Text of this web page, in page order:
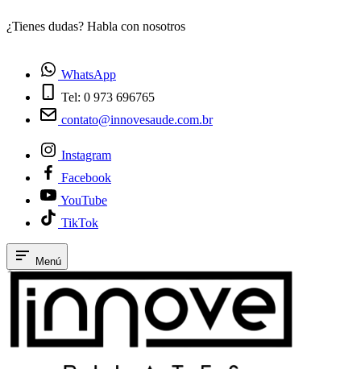
¿Tienes dudas? Habla con nosotros
WhatsApp
Tel: 0 973 696765
contato@innovesaude.com.br
Instagram
Facebook
YouTube
TikTok
Menú